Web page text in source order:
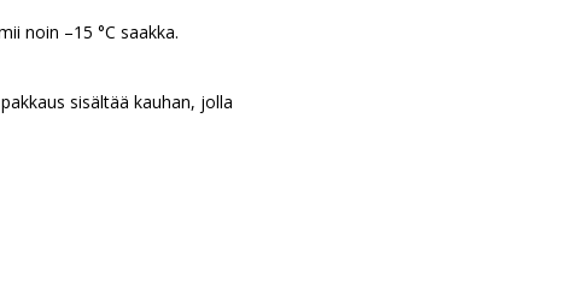
noin –15 °C saakka.
sisältää kauhan, jolla